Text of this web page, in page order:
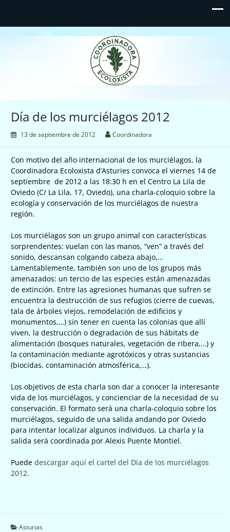
Coordinadora Ecoloxista
d'Asturies
Día de los murciélagos 2012
13 de septiembre de 2012 Coordinadora
Con motivo del año internacional de los murciélagos, la
Coordinadora Ecoloxista d’Asturies convoca el viernes 14 de
septiembre de 2012 a las 18:30 h en el Centro La Lila de
Oviedo (C/ La Lila, 17, Oviedo), una charla-coloquio sobre la
ecología y conservación de los murciélagos de nuestra
región.
Los murciélagos son un grupo animal con características
sorprendentes: vuelan con las manos, “ven” a través del
sonido, descansan colgando cabeza abajo,…
Lamentablemente, también son uno de los grupos más
amenazados: un tercio de las especies están amenazadas
de extinción. Entre las agresiones humanas que sufren se
encuentra la destrucción de sus refugios (cierre de cuevas,
tala de árboles viejos, remodelación de edificios y
monumentos,…) sin tener en cuenta las colonias que allí
viven, la destrucción o degradación de sus hábitats de
alimentación (bosques naturales, vegetación de ribera,…) y
la contaminación mediante agrotóxicos y otras sustancias
(biocidas, contaminación atmosférica,…).
Los objetivos de esta charla son dar a conocer la interesante
vida de los murciélagos, y concienciar de la necesidad de su
conservación. El formato será una charla-coloquio sobre los
murciélagos, seguido de una salida andando por Oviedo
para intentar localizar algunos individuos. La charla y la
salida será coordinada por Alexis Puente Montiel.
Puede descargar aquí el cartel del Día de los murciélagos
2012.
Asturias